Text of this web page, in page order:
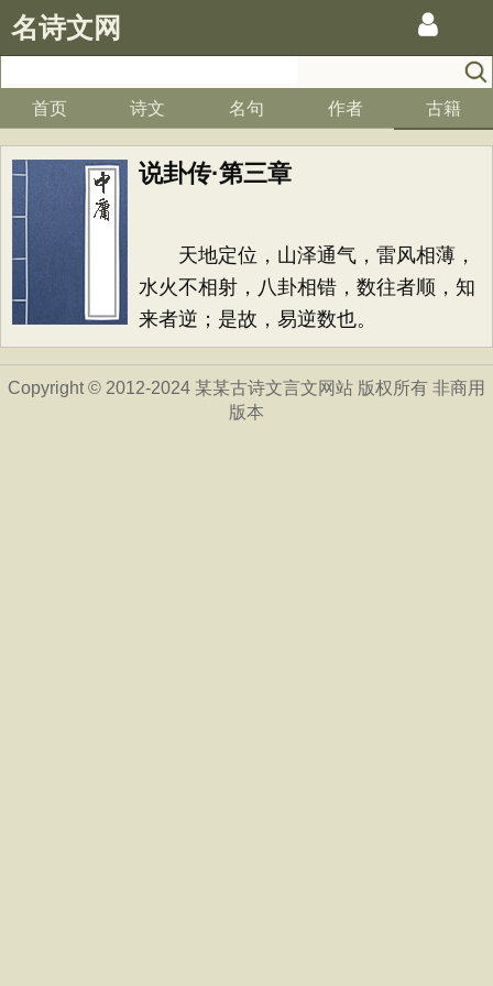
名诗文网
首页 诗文 名句 作者 古籍
说卦传·第三章
天地定位，山泽通气，雷风相薄，
水火不相射，八卦相错，数往者顺，知
来者逆；是故，易逆数也。
Copyright © 2012-2024 某某古诗文言文网站 版权所有 非商用
版本